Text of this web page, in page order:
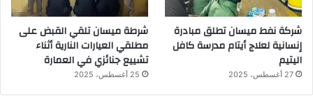
شركة نفط ميسان تطلق مبادرة
إنسانية لعلاج أيتام مدرسة كافل
اليتيم
27 أغسطس، 2025
شرطة ميسان تلقي القبض على
مطلقي العيارات النارية أثناء
تشييع جنائزي في العمارة
25 أغسطس، 2025